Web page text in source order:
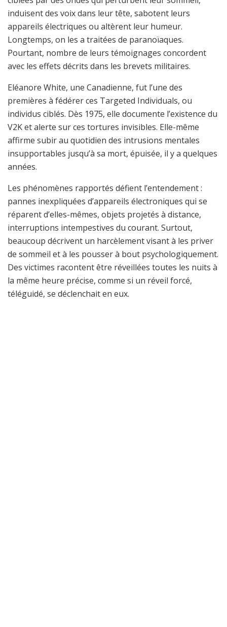
induisent des voix dans leur tête, sabotent leurs
appareils électriques ou altèrent leur humeur.
Longtemps, on les a traitées de paranoïaques.
Pourtant, nombre de leurs témoignages concordent
avec les effets décrits dans les brevets militaires.
Eléanore White, une Canadienne, fut l’une des
premières à fédérer ces Targeted Individuals, ou
individus ciblés. Dès 1975, elle documente l’existence du
V2K et alerte sur ces tortures invisibles. Elle-même
affirme subir au quotidien des intrusions mentales
insupportables jusqu’à sa mort, épuisée, il y a quelques
années.
Les phénomènes rapportés défient l’entendement :
pannes inexpliquées d’appareils électroniques qui se
réparent d’elles-mêmes, objets projetés à distance,
interruptions intempestives du courant. Surtout,
beaucoup décrivent un harcèlement visant à les priver
de sommeil et à les pousser à bout psychologiquement.
Des victimes racontent être réveillées toutes les nuits à
la même heure précise, comme si un réveil forcé,
téléguidé, se déclenchait en eux.